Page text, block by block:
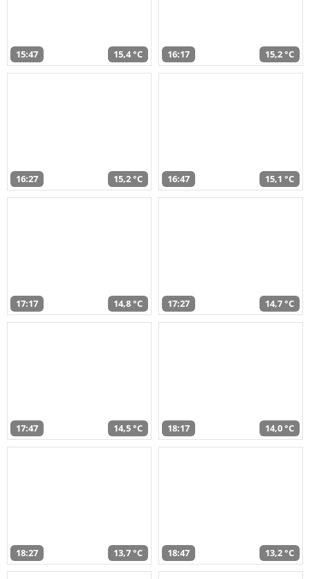
15:47 15,4 °C 16:17 15,2 °C
16:27 15,2 °C 16:47 15,1 °C
17:17 14,8 °C 17:27 14,7 °C
17:47 14,5 °C 18:17 14,0 °C
18:27 13,7 °C 18:47 13,2 °C